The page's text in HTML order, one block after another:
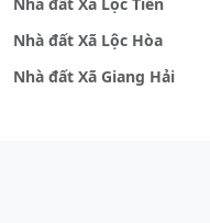
Nhà đất Xã Lộc Tiến
Nhà đất Xã Lộc Hòa
Nhà đất Xã Giang Hải